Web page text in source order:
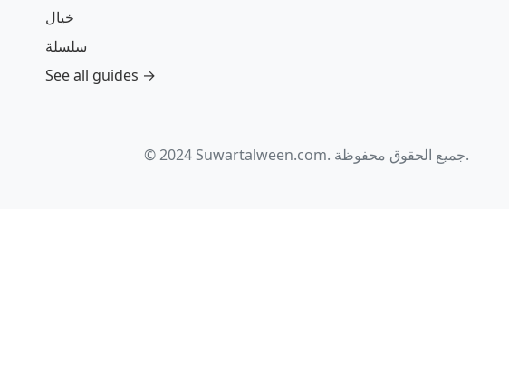
خيال
سلسلة
See all guides →
© 2024 Suwartalween.com. جميع الحقوق محفوظة.